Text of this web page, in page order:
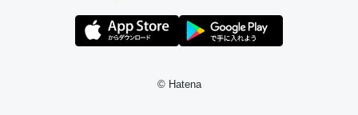
それを実質100倍以上に伸ばす効果があるはず……
─たまにLINEするくらいだった遠方の父67歳と僕。ITツール導入で
コミュニケーションが劇的に変化した｜tayorini by LIFULL介護
© Hatena